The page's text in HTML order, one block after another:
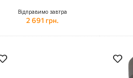
Відправимо завтра
2 691 грн.